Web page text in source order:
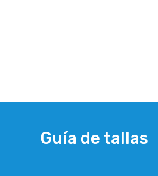
Guía de tallas